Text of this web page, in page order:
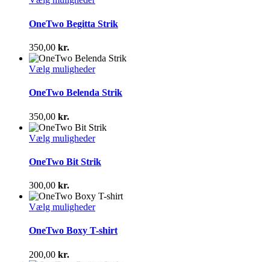
har
flere
Mulighederne
kan
vælges
varesiden
OneTwo Begitta Strik
350,00 kr.
Vælg mulighederDette
har
Mulighederne
kan
vælges
varesiden
OneTwo Belenda Strik
350,00 kr.
Vælg mulighederDette
har
Mulighederne
kan
vælges
varesiden
OneTwo Bit Strik
300,00 kr.
Vælg mulighederDette
har
OneTwo Boxy T-shirt
200,00 kr.